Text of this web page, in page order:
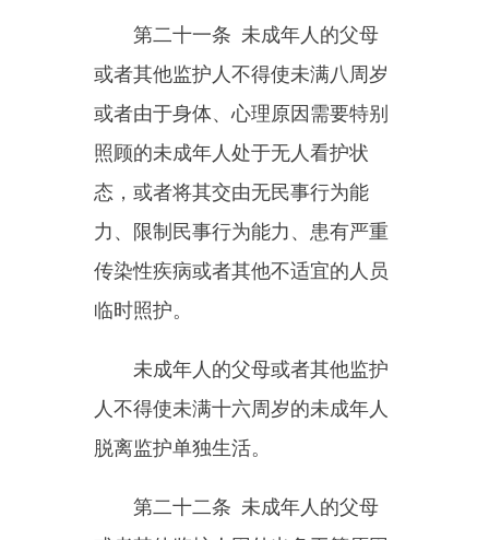
恶习；
（四）其他不适宜担任被委托
人的情形。
第二十三条 未成年人的父母
或者其他监护人应当及时将委托照
校、幼儿园和实际居住地的居民委
员会、村民委员会，加强和未成年
人所在学校、幼儿园的沟通；与未
交流一次，了解未成年人的生活、